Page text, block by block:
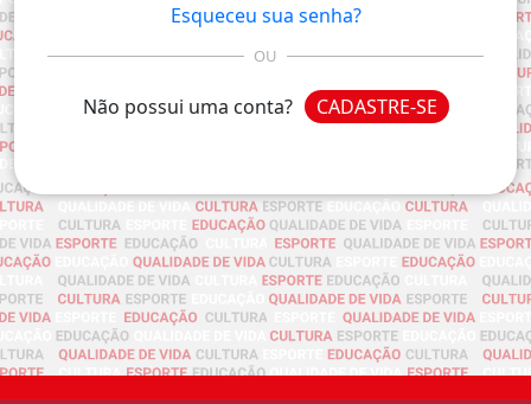
Esqueceu sua senha?
OU
Não possui uma conta? CADASTRE-SE